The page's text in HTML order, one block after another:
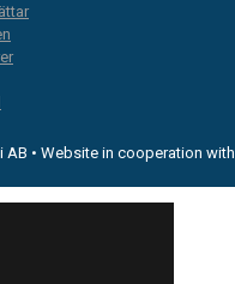
AB • Website in cooperation with